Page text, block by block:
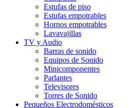
Estufas de piso
Estufas empotrables
Hornos empotrables
Lavavajillas
TV y Audio
Barras de sonido
Equipos de Sonido
Minicomponentes
Parlantes
Televisores
Torres de Sonido
Pequeños Electrodomésticos